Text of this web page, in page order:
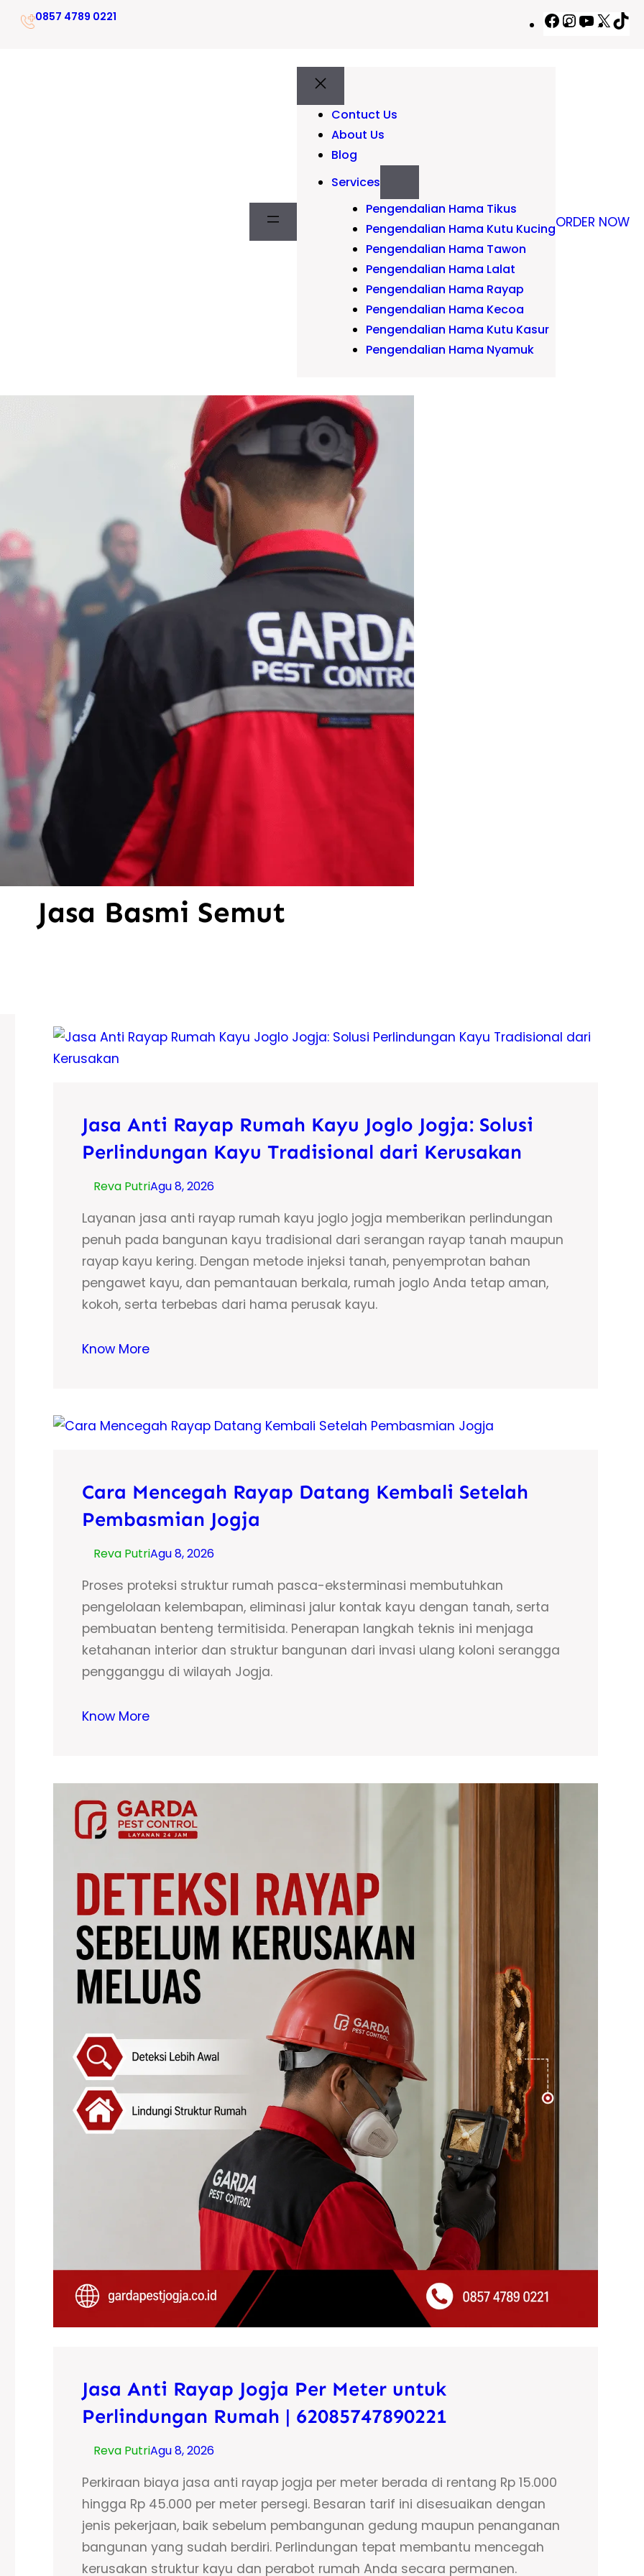
0857 4789 0221 Facebook
Instagram
X
Contuct Us
About Us
Blog
Services
Pengendalian Hama Tikus
Pengendalian Hama Kutu Kucing
Pengendalian Hama Tawon
Pengendalian Hama Lalat
Pengendalian Hama Rayap
Pengendalian Hama Kecoa
Pengendalian Hama Kutu Kasur
Pengendalian Hama Nyamuk
ORDER NOW
Jasa Basmi Semut
Jasa Anti Rayap Rumah Kayu Joglo Jogja: Solusi
Perlindungan Kayu Tradisional dari Kerusakan
Reva PutriAgu 8, 2026
Layanan jasa anti rayap rumah kayu joglo jogja memberikan perlindungan
penuh pada bangunan kayu tradisional dari serangan rayap tanah maupun
rayap kayu kering. Dengan metode injeksi tanah, penyemprotan bahan
pengawet kayu, dan pemantauan berkala, rumah joglo Anda tetap aman,
kokoh, serta terbebas dari hama perusak kayu.
Know More
Cara Mencegah Rayap Datang Kembali Setelah
Pembasmian Jogja
Reva PutriAgu 8, 2026
Proses proteksi struktur rumah pasca-eksterminasi membutuhkan
pengelolaan kelembapan, eliminasi jalur kontak kayu dengan tanah, serta
pembuatan benteng termitisida. Penerapan langkah teknis ini menjaga
ketahanan interior dan struktur bangunan dari invasi ulang koloni serangga
pengganggu di wilayah Jogja.
Know More
Jasa Anti Rayap Jogja Per Meter untuk
Perlindungan Rumah | 62085747890221
Reva PutriAgu 8, 2026
Perkiraan biaya jasa anti rayap jogja per meter berada di rentang Rp 15.000
hingga Rp 45.000 per meter persegi. Besaran tarif ini disesuaikan dengan
jenis pekerjaan, baik sebelum pembangunan gedung maupun penanganan
bangunan yang sudah berdiri. Perlindungan tepat membantu mencegah
kerusakan struktur kayu dan perabot rumah Anda secara permanen.